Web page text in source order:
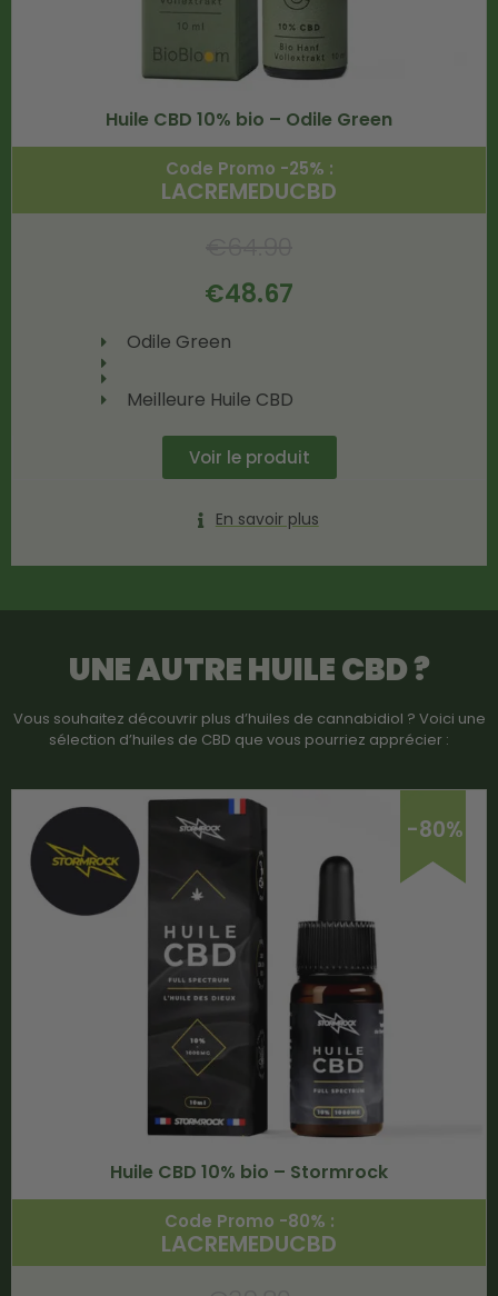
Huile CBD 10% bio – Odile Green
Code Promo -25% :
LACREMEDUCBD
€48.67
Odile Green
Meilleure Huile CBD
Voir le produit
En savoir plus
UNE AUTREHUILE CBD?
Vous souhaitez découvrir plus d’huiles de cannabidiol ? Voici une
sélection d’huiles de CBD que vous pourriez apprécier :
-80%
Huile CBD 10% bio – Stormrock
Code Promo -80% :
LACREMEDUCBD